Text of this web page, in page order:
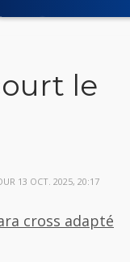
le
13 OCT. 2025, 20:17
cross adapté